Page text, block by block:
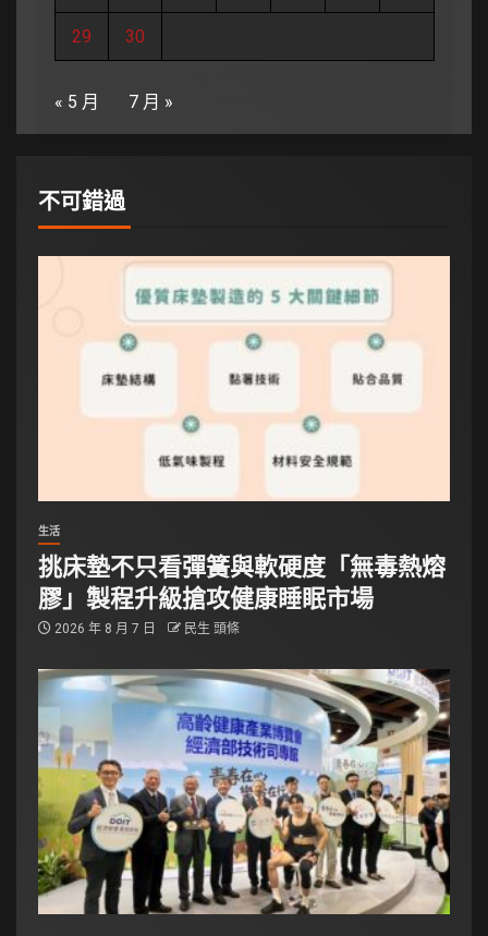
29 30
« 5 月 7 月 »
不可錯過
生活
挑床墊不只看彈簧與軟硬度「無毒熱熔
膠」製程升級搶攻健康睡眠市場
2026 年 8 月 7 日 民生 頭條